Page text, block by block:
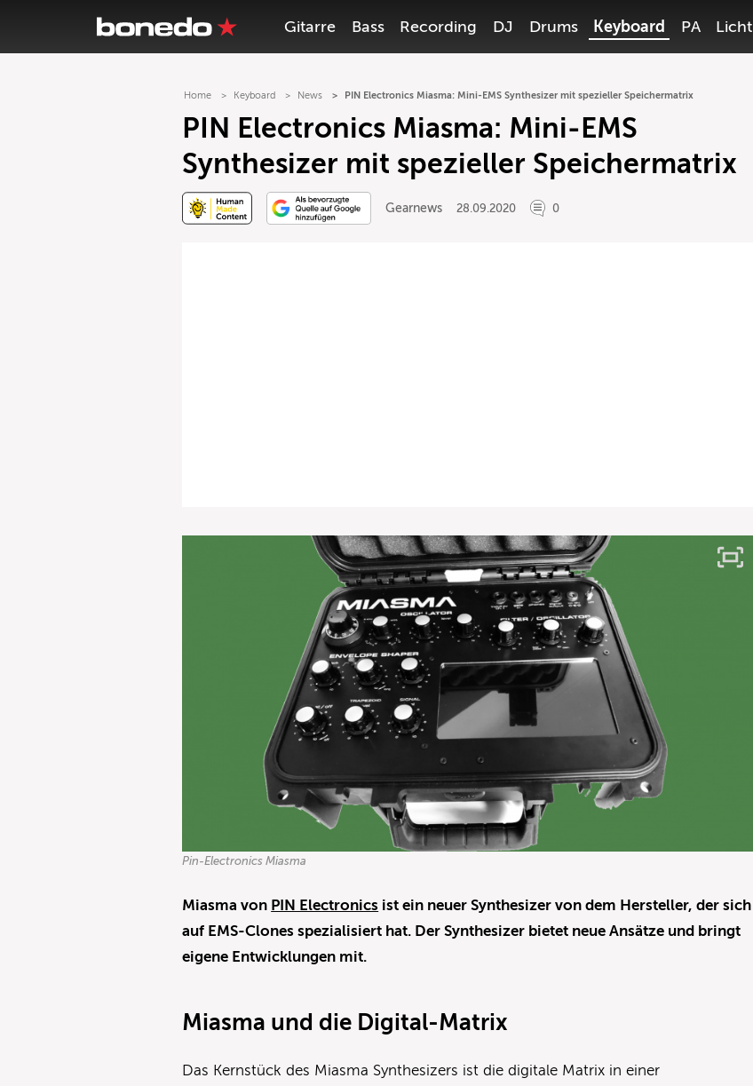
Gitarre Bass Recording DJ Drums Keyboard PA Licht
Home Keyboard News PIN Electronics Miasma: Mini-EMS Synthesizer mit spezieller Speichermatrix
PIN Electronics Miasma: Mini-EMS
Synthesizer mit spezieller Speichermatrix
Gearnews 28.09.2020 0
Pin-Electronics Miasma
Miasma von PIN Electronics ist ein neuer Synthesizer von dem Hersteller, der sich
auf EMS-Clones spezialisiert hat. Der Synthesizer bietet neue Ansätze und bringt
eigene Entwicklungen mit.
Miasma und die Digital-Matrix
Das Kernstück des Miasma Synthesizers ist die digitale Matrix in einer